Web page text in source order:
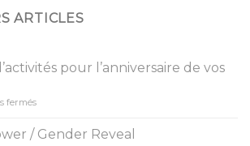
ARTICLES
pour l’anniversaire de vos
ferméssur
idées
/ Gender Reveal